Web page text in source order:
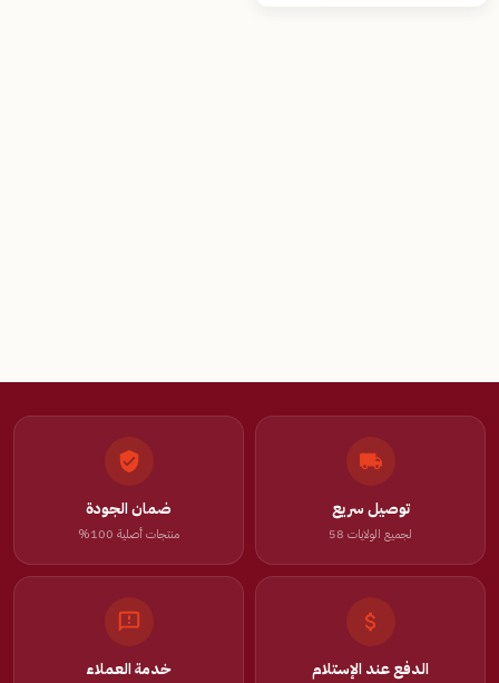
توصيل سريع
لجميع الولايات 58
ضمان الجودة
منتجات أصلية 100%
الدفع عند الإستلام خدمة العملاء